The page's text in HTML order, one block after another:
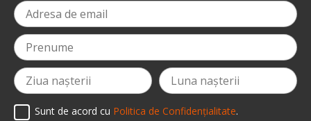
Sunt de acord cu Politica de Confidențialitate.